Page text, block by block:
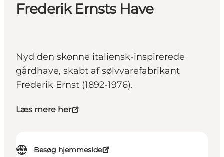
Frederik Ernsts Have
Nyd den skønne italiensk-inspirerede
gårdhave, skabt af sølvvarefabrikant
Frederik Ernst (1892-1976).
Læs mere her
Besøg hjemmeside